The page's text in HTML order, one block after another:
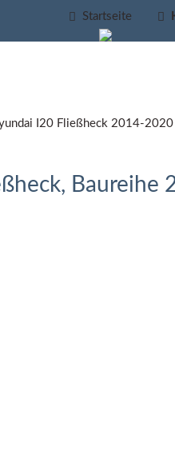
Startseite
I20 Fließheck 2014-2020
Baureihe